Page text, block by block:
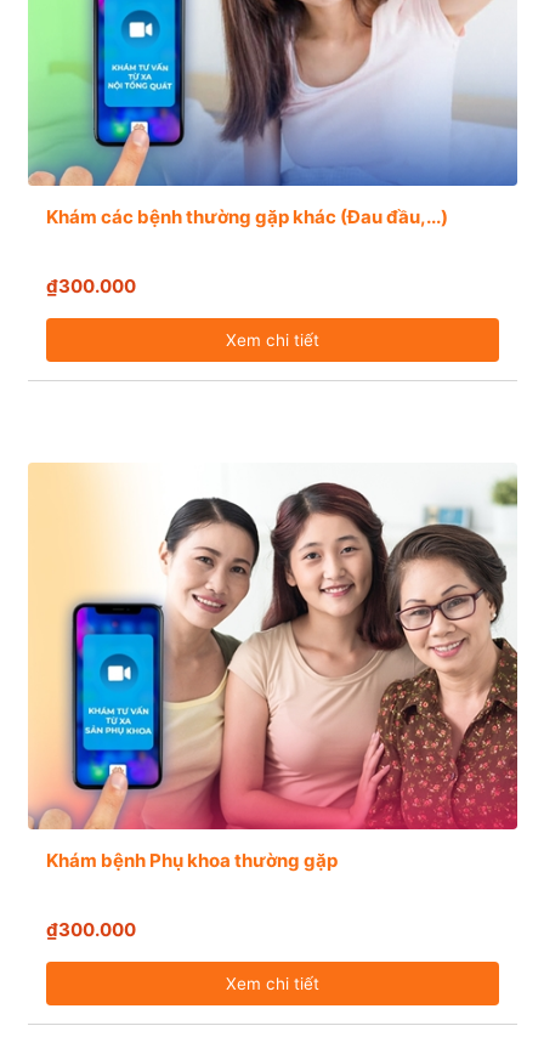
Khám các bệnh thường gặp khác (Đau đầu,...)
₫300.000
Xem chi tiết
Khám bệnh Phụ khoa thường gặp
₫300.000
Xem chi tiết